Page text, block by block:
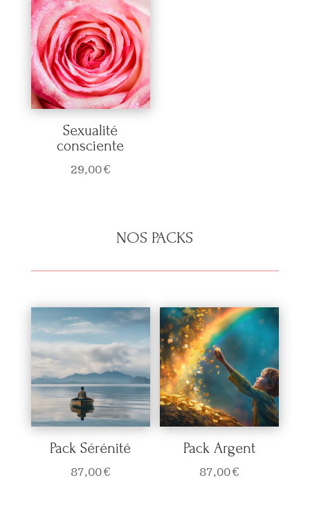
Sexualité
consciente
29,00€
NOS PACKS
Pack Sérénité
87,00€
Pack Argent
87,00€